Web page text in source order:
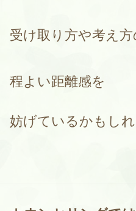
受け取り方や考え
程よい距離感を
妨げているかもしれ